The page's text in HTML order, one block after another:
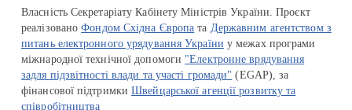
Власність Секретаріату Кабінету Міністрів України. Проєкт
реалізованоФондом Східна Європа та Державним агентством з
питань електронного урядування України у межах програми
міжнародної технічної допомоги "Електронне врядування
задля підзвітності влади та участі громади" (EGAP), за
фінансової підтримкиШвейцарської агенції розвитку та
співробітництва